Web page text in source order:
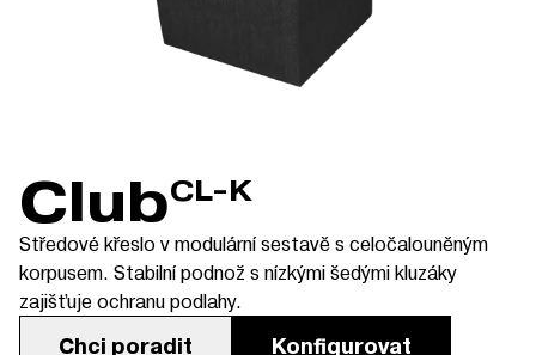
ClubCL-K
Středové křeslo v modulární sestavě s celočalouněným
korpusem. Stabilní podnož s nízkými šedými kluzáky
zajišťuje ochranu podlahy.
Chci poradit Konfigurovat